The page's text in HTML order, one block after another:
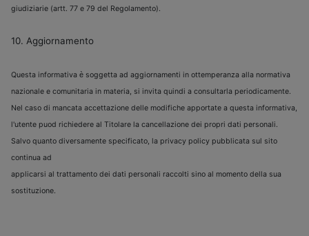
giudiziarie (artt. 77 e 79 del Regolamento).
10. Aggiornamento
Questa informativa è soggetta ad aggiornamenti in ottemperanza alla normativa
nazionale e comunitaria in materia, si invita quindi a consultarla periodicamente.
Nel caso di mancata accettazione delle modifiche apportate a questa informativa,
l'utente puod richiedere al Titolare la cancellazione dei propri dati personali.
Salvo quanto diversamente specificato, la privacy policy pubblicata sul sito
continua ad
applicarsi al trattamento dei dati personali raccolti sino al momento della sua
sostituzione.